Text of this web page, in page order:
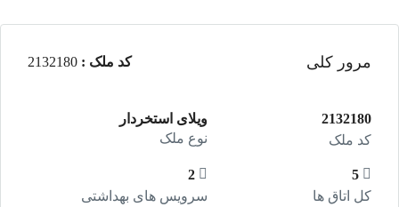
مرور کلی کد ملک :
2132180
کد ملک
ویلای استخردار
نوع ملک
5
کل اتاق ها
2
سرویس های بهداشتی